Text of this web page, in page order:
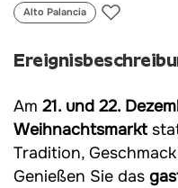
Alto Palancia
Am 21. und 22.
Weihnachtsmarkt
Tradition,
Genießen Sie das